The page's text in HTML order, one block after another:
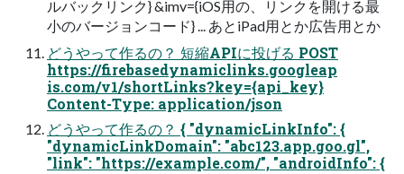
ルバックリンク} &imv={iOS用の、リンクを開ける最
小のバージョンコード} ... あとiPad用とか広告用とか
どうやって作るの？ 短縮APIに投げる POST
https://firebasedynamiclinks.googleap
is.com/v1/shortLinks?key={api_key}
Content-Type: application/json
どうやって作るの？ { "dynamicLinkInfo": {
"dynamicLinkDomain": "abc123.app.goo.gl",
"link": "https://example.com/", "androidInfo": {